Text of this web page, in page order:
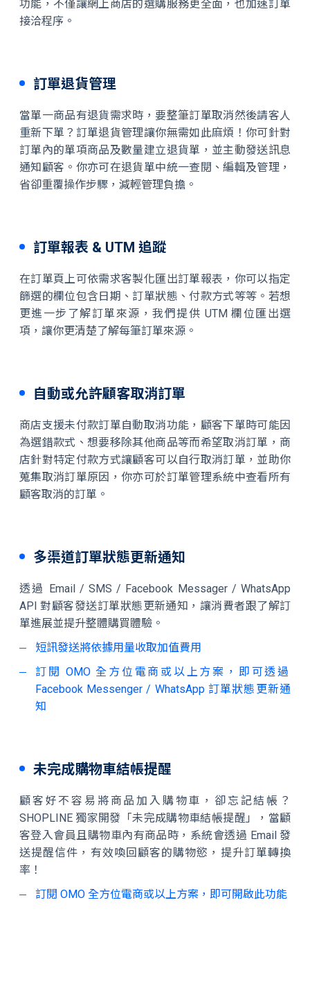
功能，不僅讓網上商店的選購服務更全面，也加速訂單
接洽程序。
訂單退貨管理
當單一商品有退貨需求時，要整筆訂單取消然後請客人
重新下單？訂單退貨管理讓你無需如此麻煩！你可針對
訂單內的單項商品及數量建立退貨單，並主動發送訊息
通知顧客。你亦可在退貨單中統一查閱、編輯及管理，
省卻重覆操作步驟，減輕管理負擔。
訂單報表 & UTM 追蹤
在訂單頁上可依需求客製化匯出訂單報表，你可以指定
篩選的欄位包含日期、訂單狀態、付款方式等等。若想
更進一步了解訂單來源，我們提供 UTM 欄位匯出選
項，讓你更清楚了解每筆訂單來源。
自動或允許顧客取消訂單
商店支援未付款訂單自動取消功能，顧客下單時可能因
為選錯款式、想要移除其他商品等而希望取消訂單，商
店針對特定付款方式讓顧客可以自行取消訂單，並助你
蒐集取消訂單原因，你亦可於訂單管理系統中查看所有
顧客取消的訂單。
多渠道訂單狀態更新通知
透過 Email / SMS / Facebook Messager / WhatsApp
API 對顧客發送訂單狀態更新通知，讓消費者跟了解訂
單進展並提升整體購買體驗。
短訊發送將依據用量收取加值費用
訂閱 OMO 全方位電商或以上方案，即可透過
Facebook Messenger / WhatsApp 訂單狀態更新通
知
未完成購物車結帳提醒
顧客好不容易將商品加入購物車，卻忘記結帳？
SHOPLINE 獨家開發「未完成購物車結帳提醒」，當顧
客登入會員且購物車內有商品時，系統會透過 Email 發
送提醒信件，有效喚回顧客的購物慾，提升訂單轉換
率！
訂閱 OMO 全方位電商或以上方案，即可開啟此功能